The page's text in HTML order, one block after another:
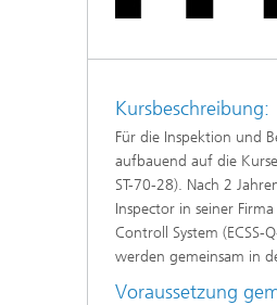
Kursbeschreibung:
Für die Inspektion und
aufbauend auf die
ST-70-28). Nach 2
Inspector in seiner
Controll System (ECSS-
werden gemeinsam in
Voraussetzung